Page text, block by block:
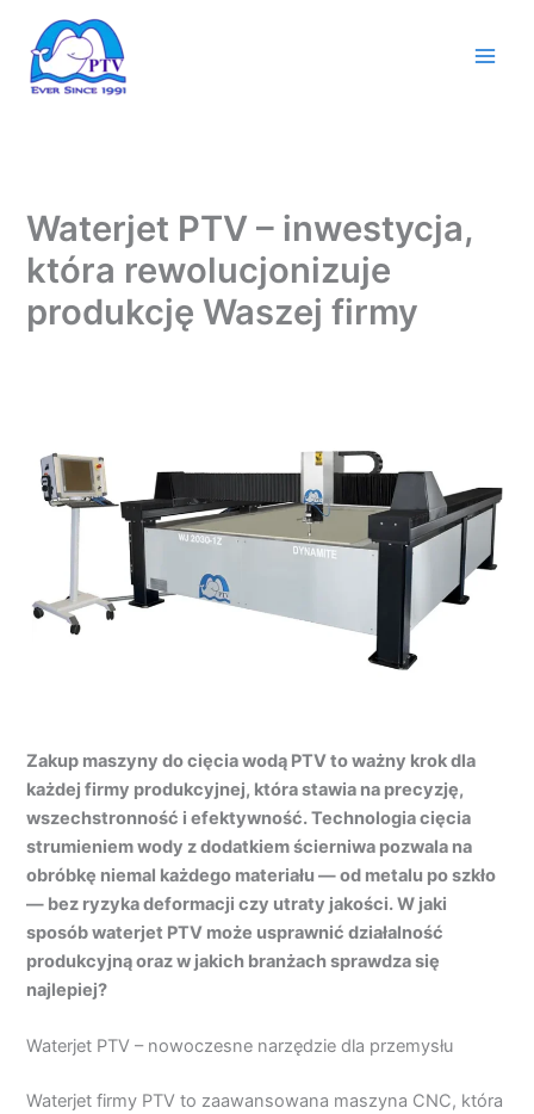
treści
Waterjet PTV – inwestycja,
która rewolucjonizuje
produkcję Waszej firmy
Zakup maszyny do cięcia wodą PTV to ważny krok dla
każdej firmy produkcyjnej, która stawia na precyzję,
wszechstronność i efektywność. Technologia cięcia
strumieniem wody z dodatkiem ścierniwa pozwala na
obróbkę niemal każdego materiału — od metalu po szkło
— bez ryzyka deformacji czy utraty jakości. W jaki
sposób waterjet PTV może usprawnić działalność
produkcyjną oraz w jakich branżach sprawdza się
najlepiej?
Waterjet PTV – nowoczesne narzędzie dla przemysłu
Waterjet firmy PTV to zaawansowana maszyna CNC, która